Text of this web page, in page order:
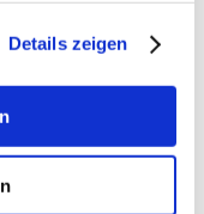
Details zeigen
zu